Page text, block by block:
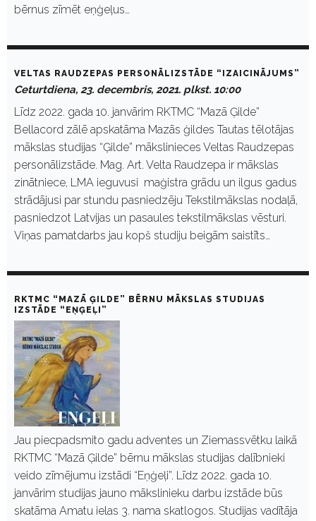
bērnus zīmēt eņģeļus…
VELTAS RAUDZEPAS PERSONĀLIZSTĀDE “IZAICINĀJUMS”
Ceturtdiena, 23. decembris, 2021. plkst. 10:00
Līdz 2022. gada 10. janvārim RKTMC “Mazā Ģilde”
Bellacord zālē apskatāma Mazās ģildes Tautas tēlotājas
mākslas studijas “Ģilde” mākslinieces Veltas Raudzepas
personālizstāde. Mag. Art. Velta Raudzepa ir mākslas
zinātniece, LMA ieguvusi maģistra grādu un ilgus gadus
strādājusi par stundu pasniedzēju Tekstilmākslas nodaļā,
pasniedzot Latvijas un pasaules tekstilmākslas vēsturi.
Viņas pamatdarbs jau kopš studiju beigām saistīts…
RKTMC “MAZĀ ĢILDE” BĒRNU MĀKSLAS STUDIJAS
IZSTĀDE “EŅĢEĻI”
Jau piecpadsmito gadu adventes un Ziemassvētku laikā
RKTMC “Mazā Ģilde” bērnu mākslas studijas dalībnieki
veido zīmējumu izstādi “Eņģeļi”. Līdz 2022. gada 10.
janvārim studijas jauno mākslinieku darbu izstāde būs
skatāma Amatu ielas 3. nama skatlogos. Studijas vadītāja